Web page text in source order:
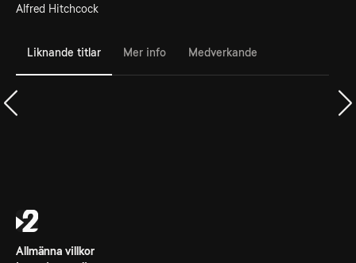
Alfred Hitchcock
Liknande titlar Mer info Medverkande
Allmänna villkor